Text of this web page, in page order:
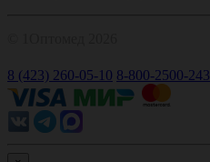
8 (423) 260-05-10 8-800-2500-243